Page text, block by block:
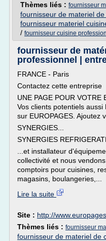
Thèmes liés : fournisseur
fournisseur de materiel
fournisseur materiel
/ fournisseur cuisine
fournisseur de
professionnel |
FRANCE - Paris
Contactez cette entreprise
UNE PAGE POUR VOTRE
Vos clients potentiels
sur EUROPAGES. Ajoutez
SYNERGIES...
SYNERGIES
...et installateur
collectivité et nous
comptoirs pour cuisines,
magasins, boulangeries,...
Lire la suite
Site : http://
Thèmes liés : fournisseur
fournisseur de materiel de